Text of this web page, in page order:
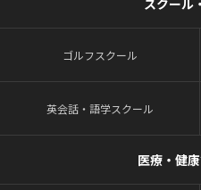
ゴルフスクール
英会話・語学スクール
医療・健